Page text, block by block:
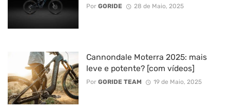
Por GORIDE 28 de Maio, 2025
Cannondale Moterra 2025: mais
leve e potente? [com vídeos]
Por GORIDE TEAM 19 de Maio, 2025